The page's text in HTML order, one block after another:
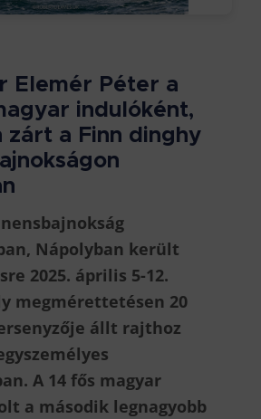
Elemér Péter a
indulóként,
zárt a Finn dinghy
Nápolyban került
2025. április 5-12.
megmérettetésen 20
állt rajthoz
A 14 fős magyar
a második legnagyobb